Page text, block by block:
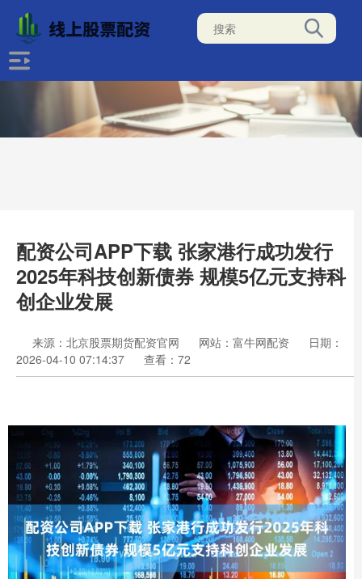
配资公司APP下载 张家港行成功发行
2025年科技创新债券 规模5亿元支持科
创企业发展
来源：北京股票期货配资官网 网站：富牛网配资
日期：
2026-04-10 07:14:37
查看：72